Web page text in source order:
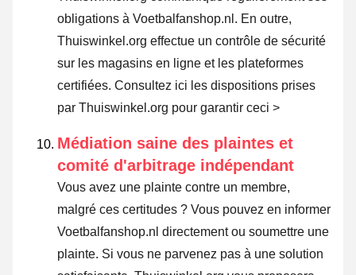
obligations à Voetbalfanshop.nl. En outre,
Thuiswinkel.org effectue un contrôle de sécurité
sur les magasins en ligne et les plateformes
certifiées. Consultez ici les dispositions prises
par Thuiswinkel.org pour garantir ceci >
Médiation saine des plaintes et
comité d'arbitrage indépendant
Vous avez une plainte contre un membre,
malgré ces certitudes ? Vous pouvez en informer
Voetbalfanshop.nl directement ou soumettre une
plainte. Si vous ne parvenez pas à une solution